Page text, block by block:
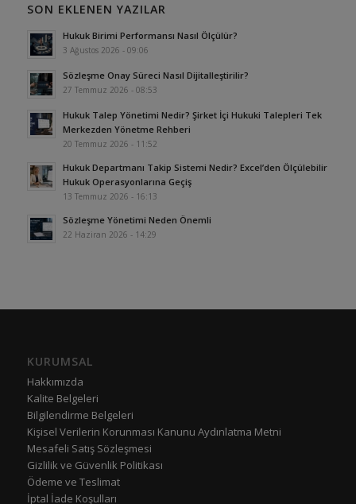
SON EKLENEN YAZILAR
Hukuk Birimi Performansı Nasıl Ölçülür?
3 Ağustos 2026 - 09:06
Sözleşme Onay Süreci Nasıl Dijitalleştirilir?
27 Temmuz 2026 - 08:53
Hukuk Talep Yönetimi Nedir? Şirket İçi Hukuki Talepleri Tek
Merkezden Yönetme Rehberi
20 Temmuz 2026 - 11:52
Hukuk Departmanı Takip Sistemi Nedir? Excel’den Ölçülebilir
Hukuk Operasyonlarına Geçiş
13 Temmuz 2026 - 16:13
Sözleşme Yönetimi Neden Önemli
22 Haziran 2026 - 14:29
KURUMSAL
Hakkımızda
Kalite Belgeleri
Bilgilendirme Belgeleri
Kişisel Verilerin Korunması Kanunu Aydınlatma Metni
Mesafeli Satış Sözleşmesi
Gizlilik ve Güvenlik Politikası
Ödeme ve Teslimat
İptal İade Koşulları